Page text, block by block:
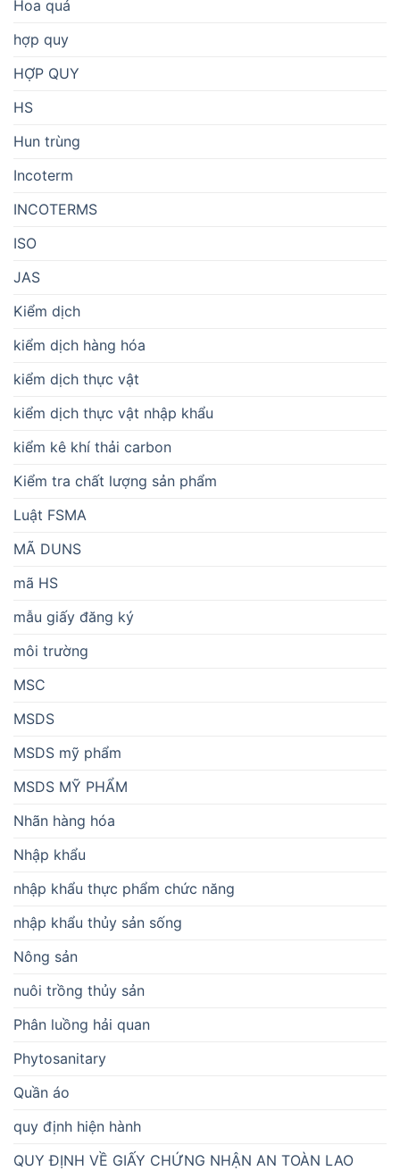
Hoa quả
hợp quy
HỢP QUY
HS
Hun trùng
Incoterm
INCOTERMS
ISO
JAS
Kiểm dịch
kiểm dịch hàng hóa
kiểm dịch thực vật
kiểm dịch thực vật nhập khẩu
kiểm kê khí thải carbon
Kiểm tra chất lượng sản phẩm
Luật FSMA
MÃ DUNS
mã HS
mẫu giấy đăng ký
môi trường
MSC
MSDS
MSDS mỹ phẩm
MSDS MỸ PHẨM
Nhãn hàng hóa
Nhập khẩu
nhập khẩu thực phẩm chức năng
nhập khẩu thủy sản sống
Nông sản
nuôi trồng thủy sản
Phân luồng hải quan
Phytosanitary
Quần áo
quy định hiện hành
QUY ĐỊNH VỀ GIẤY CHỨNG NHẬN AN TOÀN LAO